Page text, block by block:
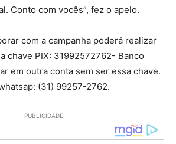
Conto com vocês”, fez o apelo.
com a campanha poderá realizar
chave PIX: 31992572762- Banco
em outra conta sem ser essa chave.
(31) 99257-2762.
PUBLICIDADE